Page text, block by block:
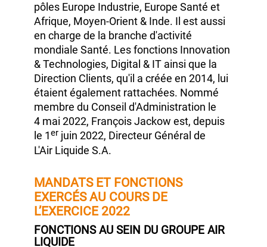
François Jackowa été, au sein du
Comité Exécutif,Directeur GénéralAdjoint
du Groupe et a supervisé notamment les
pôles Europe Industrie, Europe Santé et
Afrique, Moyen‑Orient & Inde. Il est aussi
en charge de la branche d'activité
mondiale Santé. Les fonctions Innovation
& Technologies, Digital & IT ainsi que la
Direction Clients, qu'il a crééeen 2014,lui
étaient également rattachées. Nommé
membre du Conseil d'Administration le
le1 er juin 2022,Directeur Général
L'Air Liquide S.A.
MANDATS ET FONCTIONS
EXERCÉS AU COURS DE